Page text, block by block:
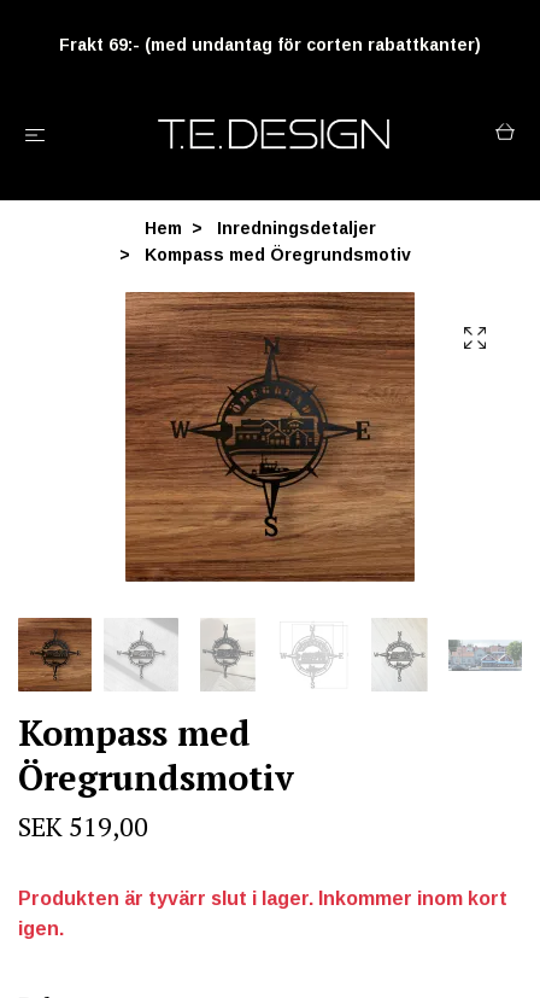
Frakt 69:- (med undantag för corten rabattkanter)
Hem
Inredningsdetaljer
Kompass med Öregrundsmotiv
Kompass med
Öregrundsmotiv
SEK 519,00
Produkten är tyvärr slut i lager. Inkommer inom kort
igen.